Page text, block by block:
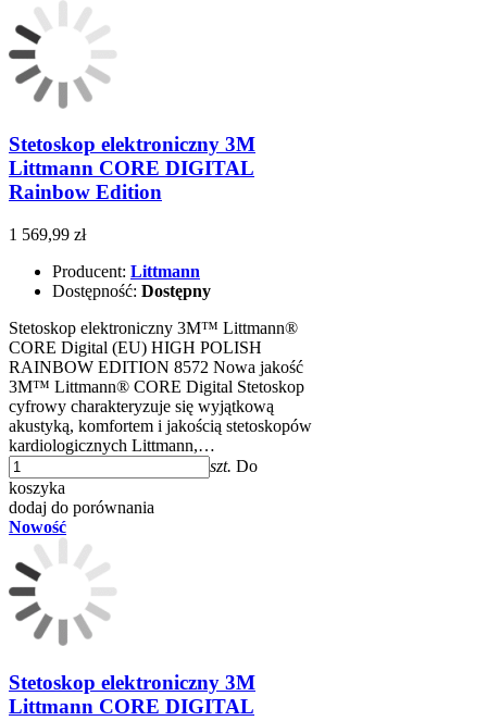
Stetoskop elektroniczny 3M
Littmann CORE DIGITAL
Rainbow Edition
1 569,99 zł
Producent: Littmann
Dostępność: Dostępny
Stetoskop elektroniczny 3M™ Littmann®
CORE Digital (EU) HIGH POLISH
RAINBOW EDITION 8572 Nowa jakość
3M™ Littmann® CORE Digital Stetoskop
cyfrowy charakteryzuje się wyjątkową
akustyką, komfortem i jakością stetoskopów
kardiologicznych Littmann,…
szt. Do
koszyka
dodaj do porównania
Nowość
Stetoskop elektroniczny 3M
Littmann CORE DIGITAL